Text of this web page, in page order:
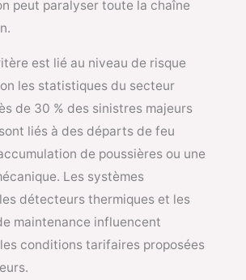
peut paralyser toute la chaîne
est lié au niveau de risque
les statistiques du secteur
de 30 % des sinistres majeurs
liés à des départs de feu
de poussières ou une
Les systèmes
détecteurs thermiques et les
maintenance influencent
conditions tarifaires proposées